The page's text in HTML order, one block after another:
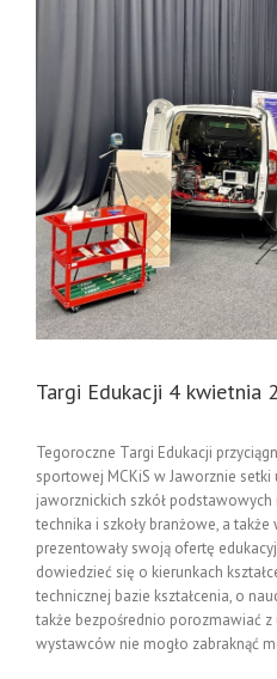
Targi Edukacji 4 kwietnia
Tegoroczne Targi Edukacji
sportowej MCKiS w Jaworznie
jaworznickich szkół
technika i szkoły branżowe, a
prezentowały swoją ofertę
dowiedzieć się o kierunkach
technicznej bazie kształcenia, o
także bezpośrednio porozmawiać
wystawców nie mogło zabraknąć